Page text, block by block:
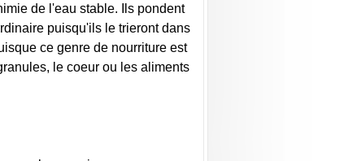
de l'eau stable. Ils pondent
puisqu'ils le trieront dans
ce genre de nourriture est
le coeur ou les aliments